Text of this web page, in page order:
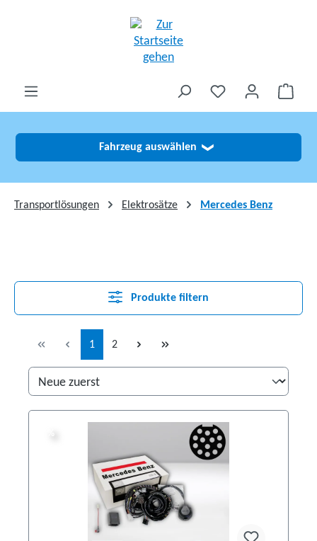
Fahrzeug auswählen ❯
Transportlösungen Elektrosätze Mercedes Benz
Produkte filtern
Seite
1 Seite
2